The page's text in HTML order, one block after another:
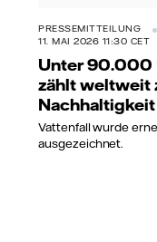
PRESSEMITTEILUNG
11. MAI 2026 11:30 CET
Unter 90.000
zählt weltweit
Nachhaltigkeit
Vattenfall wurde
ausgezeichnet.